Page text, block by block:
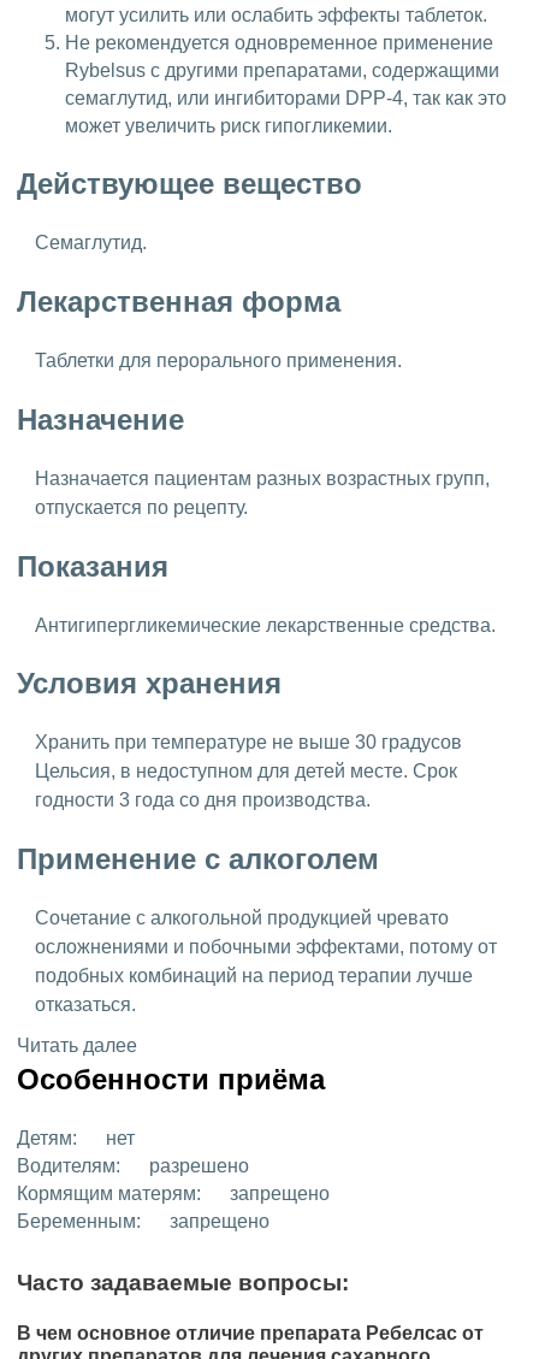
могут усилить или ослабить эффекты таблеток.
Не рекомендуется одновременное применение
Rybelsus с другими препаратами, содержащими
семаглутид, или ингибиторами DPP-4, так как это
может увеличить риск гипогликемии.
Действующее вещество
Семаглутид.
Лекарственная форма
Таблетки для перорального применения.
Назначение
Назначается пациентам разных возрастных групп,
отпускается по рецепту.
Показания
Антигипергликемические лекарственные средства.
Условия хранения
Хранить при температуре не выше 30 градусов
Цельсия, в недоступном для детей месте. Срок
годности 3 года со дня производства.
Применение с алкоголем
Сочетание с алкогольной продукцией чревато
осложнениями и побочными эффектами, потому от
подобных комбинаций на период терапии лучше
отказаться.
Читать далее
Особенности приёма
Детям:
нет
Водителям:
разрешено
Кормящим матерям:
запрещено
Беременным:
запрещено
Часто задаваемые вопросы:
В чем основное отличие препарата Ребелсас от